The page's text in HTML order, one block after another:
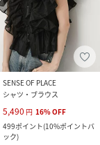
SENSE OF PLACE
シャツ・ブラウス
5,490 円 16%OFF
499ポイント(10%ポイントバ
ック)